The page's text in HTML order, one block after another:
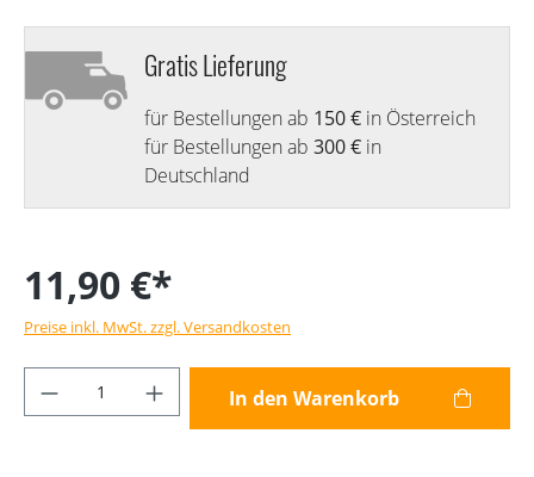
Gratis Lieferung
für Bestellungen ab 150 € in Österreich
für Bestellungen ab 300 € in
Deutschland
11,90 €*
Preise inkl. MwSt. zzgl. Versandkosten
Produkt Anzahl: Gib den gewünschten
In den Warenkorb